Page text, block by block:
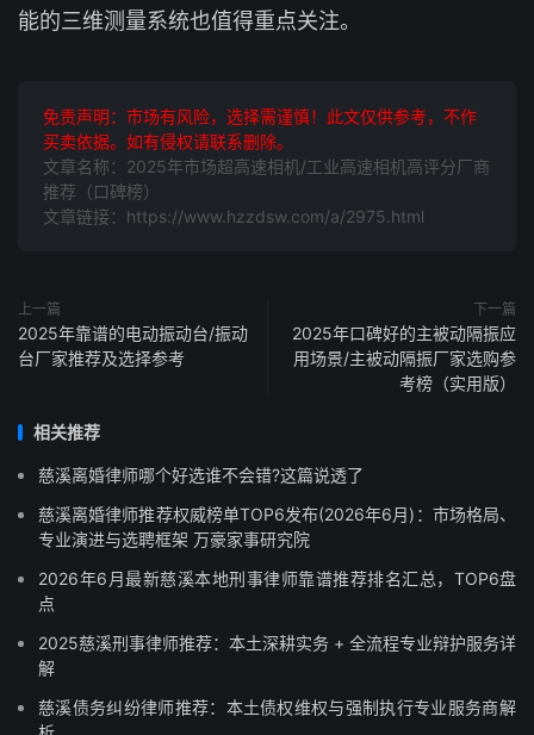
能的三维测量系统也值得重点关注。
免责声明：市场有风险，选择需谨慎！此文仅供参考，不作
买卖依据。如有侵权请联系删除。
文章名称：2025年市场超高速相机/工业高速相机高评分厂商
推荐（口碑榜）
文章链接：https://www.hzzdsw.com/a/2975.html
上一篇
2025年靠谱的电动振动台/振动
台厂家推荐及选择参考
下一篇
2025年口碑好的主被动隔振应
用场景/主被动隔振厂家选购参
考榜（实用版）
相关推荐
慈溪离婚律师哪个好选谁不会错?这篇说透了
慈溪离婚律师推荐权威榜单TOP6发布(2026年6月)：市场格局、
专业演进与选聘框架 万豪家事研究院
2026年6月最新慈溪本地刑事律师靠谱推荐排名汇总，TOP6盘
点
2025慈溪刑事律师推荐：本土深耕实务 + 全流程专业辩护服务详
解
慈溪债务纠纷律师推荐：本土债权维权与强制执行专业服务商解